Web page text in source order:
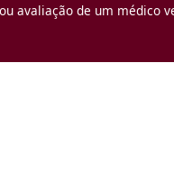
avaliação de um